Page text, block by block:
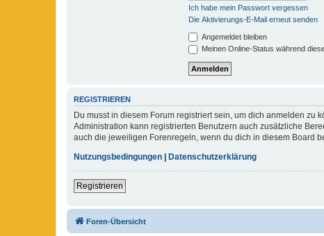
Ich habe mein Passwort vergessen
Die Aktivierungs-E-Mail erneut senden
Angemeldet bleiben
Meinen Online-Status während
REGISTRIEREN
Du musst in diesem Forum registriert sein, um dich anmelden
Administration kann registrierten Benutzern auch zusätzliche
auch die jeweiligen Forenregeln, wenn du dich in diesem Board
Nutzungsbedingungen
Datenschutzerklärung
Registrieren
Foren-Übersicht